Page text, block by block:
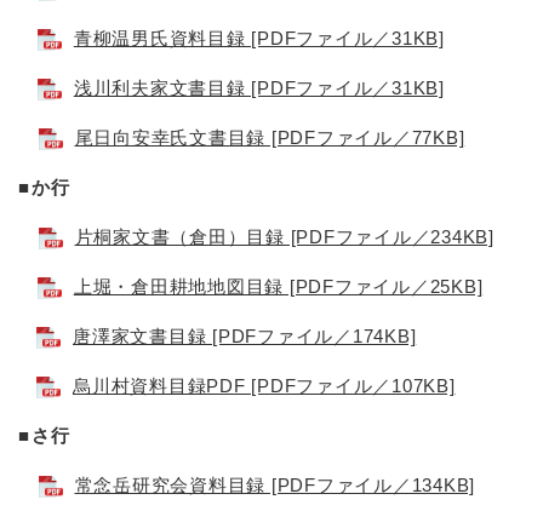
青柳温男氏資料目録 [PDFファイル／31KB]
浅川利夫家文書目録 [PDFファイル／31KB]
尾日向安幸氏文書目録 [PDFファイル／77KB]
■か行
片桐家文書（倉田）目録 [PDFファイル／234KB]
上堀・倉田耕地地図目録 [PDFファイル／25KB]
唐澤家文書目録 [PDFファイル／174KB]
烏川村資料目録PDF [PDFファイル／107KB]
■さ行
常念岳研究会資料目録 [PDFファイル／134KB]